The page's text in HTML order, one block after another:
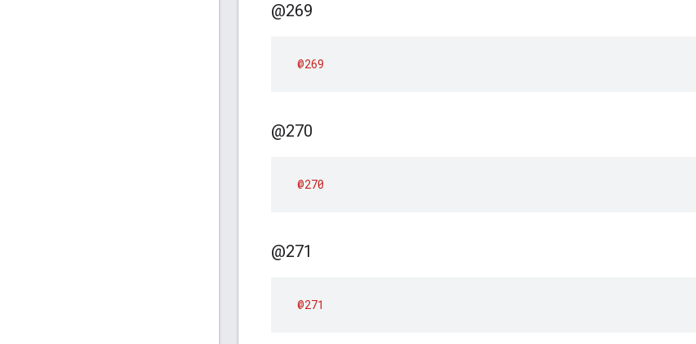
@269
@269
@270
@270
@271
@271